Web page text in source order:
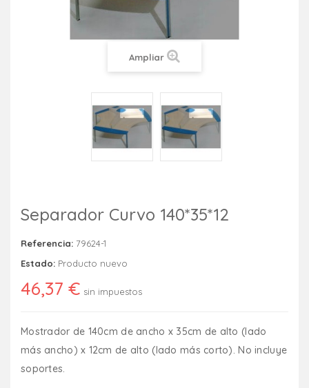
Ampliar
Separador Curvo 140*35*12
Referencia: 79624-1
Estado: Producto nuevo
46,37 € sin impuestos
Mostrador de 140cm de ancho x 35cm de alto (lado
más ancho) x 12cm de alto (lado más corto). No incluye
soportes.